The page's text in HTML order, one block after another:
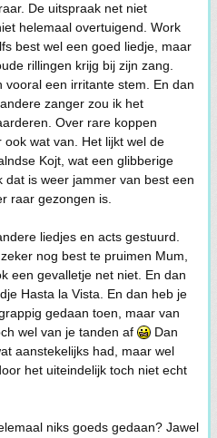
De uitspraak net niet
helemaal overtuigend. Work
best wel een goed liedje, maar
rillingen krijg bij zijn zang.
vooral een irritante stem. En dan
zanger zou ik het
Over rare koppen
wat van. Het lijkt wel de
Kojt, wat een glibberige
is weer jammer van best een
raar gezongen is.
liedjes en acts gestuurd.
nog best te pruimen Mum,
een gevalletje net niet. En dan
Hasta la Vista. En dan heb je
gedaan toen, maar van
wel van je tanden af
Dan
aanstekelijks had, maar wel
het uiteindelijk toch niet echt
niks goeds gedaan? Jawel